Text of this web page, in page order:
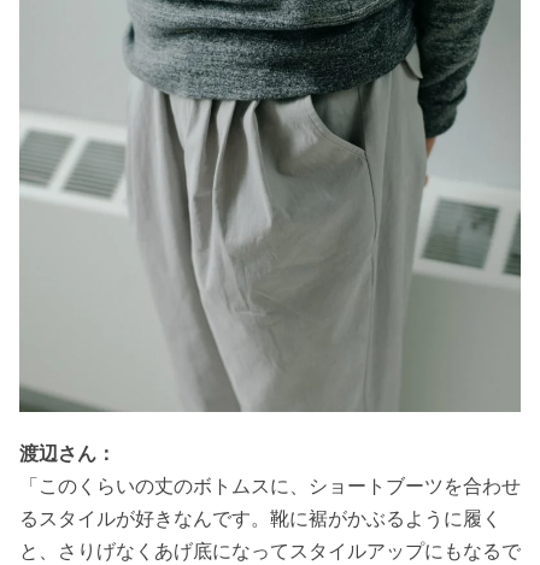
渡辺さん：
「このくらいの丈のボトムスに、 ショートブーツを合わせ
るスタイルが好きなんです。靴に裾がかぶるように履く
と、さりげなくあげ底になってスタイルアップにもなるで